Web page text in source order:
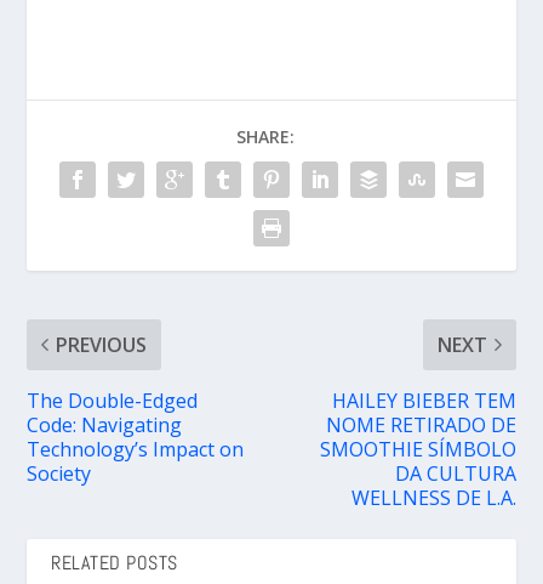
SHARE:
PREVIOUS
The Double-Edged
Code: Navigating
Technology’s Impact on
Society
NEXT
HAILEY BIEBER TEM
NOME RETIRADO DE
SMOOTHIE SÍMBOLO
DA CULTURA
WELLNESS DE L.A.
RELATED POSTS